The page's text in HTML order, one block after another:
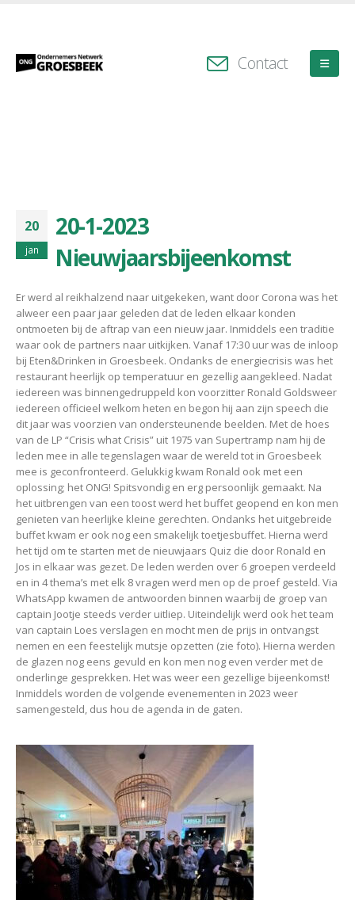
Contact
20
jan
20-1-2023
Nieuwjaarsbijeenkomst
Er werd al reikhalzend naar uitgekeken, want door Corona was het
alweer een paar jaar geleden dat de leden elkaar konden
ontmoeten bij de aftrap van een nieuw jaar. Inmiddels een traditie
waar ook de partners naar uitkijken. Vanaf 17:30 uur was de inloop
bij Eten&Drinken in Groesbeek. Ondanks de energiecrisis was het
restaurant heerlijk op temperatuur en gezellig aangekleed. Nadat
iedereen was binnengedruppeld kon voorzitter Ronald Goldsweer
iedereen officieel welkom heten en begon hij aan zijn speech die
dit jaar was voorzien van ondersteunende beelden. Met de hoes
van de LP “Crisis what Crisis” uit 1975 van Supertramp nam hij de
leden mee in alle tegenslagen waar de wereld tot in Groesbeek
mee is geconfronteerd. Gelukkig kwam Ronald ook met een
oplossing; het ONG! Spitsvondig en erg persoonlijk gemaakt. Na
het uitbrengen van een toost werd het buffet geopend en kon men
genieten van heerlijke kleine gerechten. Ondanks het uitgebreide
buffet kwam er ook nog een smakelijk toetjesbuffet. Hierna werd
het tijd om te starten met de nieuwjaars Quiz die door Ronald en
Jos in elkaar was gezet. De leden werden over 6 groepen verdeeld
en in 4 thema’s met elk 8 vragen werd men op de proef gesteld. Via
WhatsApp kwamen de antwoorden binnen waarbij de groep van
captain Jootje steeds verder uitliep. Uiteindelijk werd ook het team
van captain Loes verslagen en mocht men de prijs in ontvangst
nemen en een feestelijk mutsje opzetten (zie foto). Hierna werden
de glazen nog eens gevuld en kon men nog even verder met de
onderlinge gesprekken. Het was weer een gezellige bijeenkomst!
Inmiddels worden de volgende evenementen in 2023 weer
samengesteld, dus hou de agenda in de gaten.